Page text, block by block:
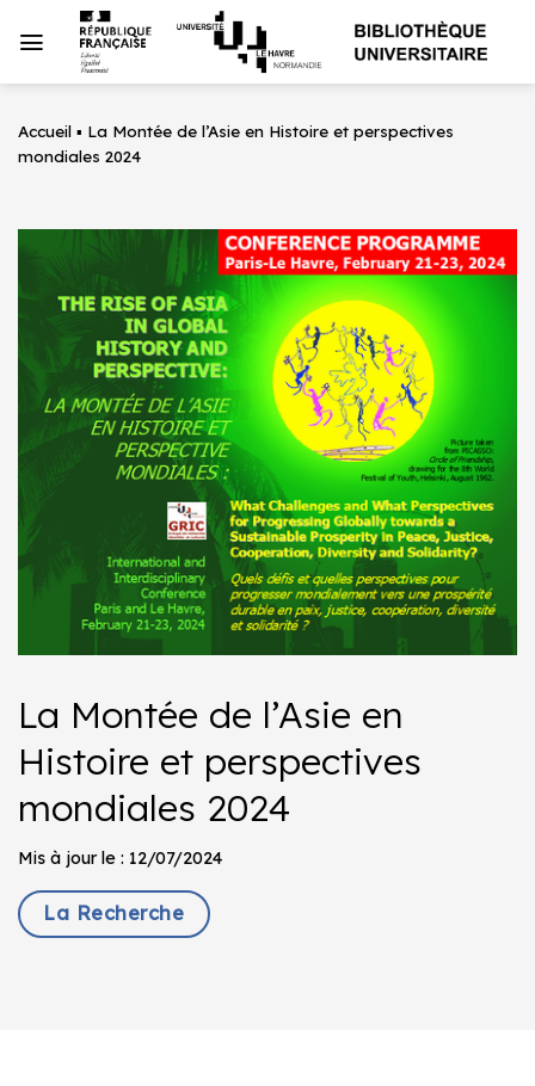
au
Accueil ▪ La Montée de l’Asie en Histoire et perspectives
mondiales 2024
La Montée de l’Asie en
Histoire et perspectives
mondiales 2024
Mis à jour le : 12/07/2024
La Recherche